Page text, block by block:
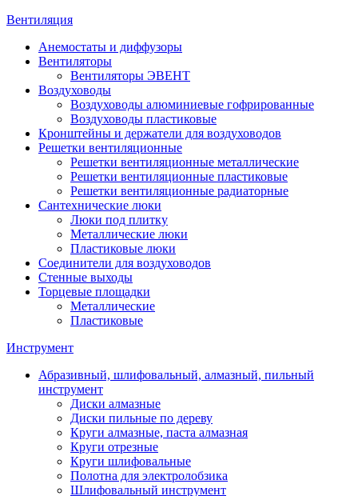
Вентиляция
Анемостаты и диффузоры
Вентиляторы
Вентиляторы ЭВЕНТ
Воздуховоды
Воздуховоды алюминиевые гофрированные
Воздуховоды пластиковые
Кронштейны и держатели для воздуховодов
Решетки вентиляционные
Решетки вентиляционные металлические
Решетки вентиляционные пластиковые
Решетки вентиляционные радиаторные
Сантехнические люки
Люки под плитку
Металлические люки
Пластиковые люки
Соединители для воздуховодов
Стенные выходы
Торцевые площадки
Металлические
Пластиковые
Инструмент
Абразивный, шлифовальный, алмазный, пильный
инструмент
Диски алмазные
Диски пильные по дереву
Круги алмазные, паста алмазная
Круги отрезные
Круги шлифовальные
Полотна для электролобзика
Шлифовальный инструмент